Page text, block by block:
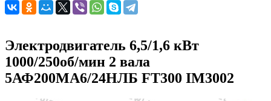
Электродвигатель 6,5/1,6 кВт
1000/250об/мин 2 вала
5АФ200МА6/24НЛБ FT300 IM3002